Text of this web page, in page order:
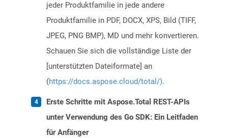
jeder Produktfamilie in jede andere
Produktfamilie in PDF, DOCX, XPS, Bild (TIFF,
JPEG, PNG BMP), MD und mehr konvertieren.
Schauen Sie sich die vollständige Liste der
[unterstützten Dateiformate] an
(https://docs.aspose.cloud/total/).
Erste Schritte mit Aspose.Total REST-APIs
unter Verwendung des Go SDK: Ein Leitfaden
für Anfänger